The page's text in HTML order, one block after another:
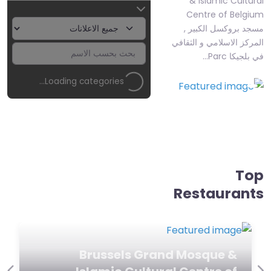
Centre of Belgium
مسجد بروكسل الكبير ,
المركز الاسلامي و الثقافي
في بلجيكا Parc…
Yemeni
المطعم اليمني
0.0
(0)
Yemeni Restaurant –
Loading categories…
Top
Restaurants
Brussels Grand Mosque &